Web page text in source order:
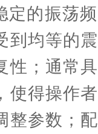
的振荡频
到均等的
性；通常
使得操作
整参数；